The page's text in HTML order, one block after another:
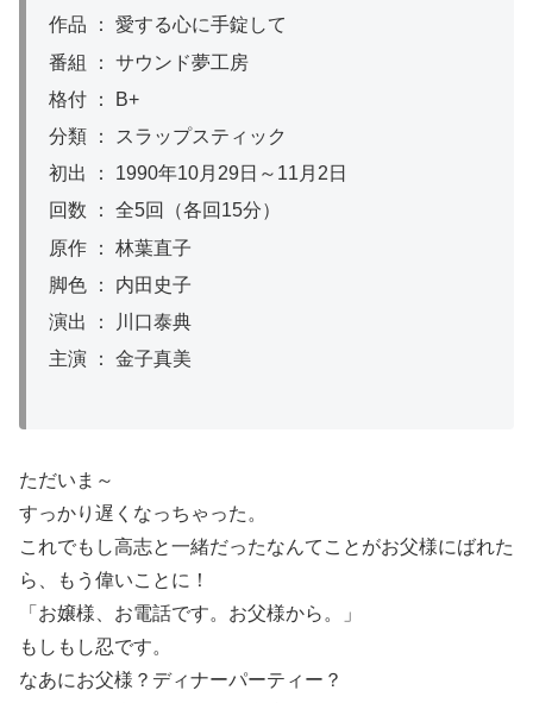
作品 ： 愛する心に手錠して
番組 ： サウンド夢工房
格付 ： B+
分類 ： スラップスティック
初出 ： 1990年10月29日～11月2日
回数 ： 全5回（各回15分）
原作 ： 林葉直子
脚色 ： 内田史子
演出 ： 川口泰典
主演 ： 金子真美
ただいま～
すっかり遅くなっちゃった。
これでもし高志と一緒だったなんてことがお父様にばれた
ら、もう偉いことに！
「お嬢様、お電話です。お父様から。」
もしもし忍です。
なあにお父様？ディナーパーティー？